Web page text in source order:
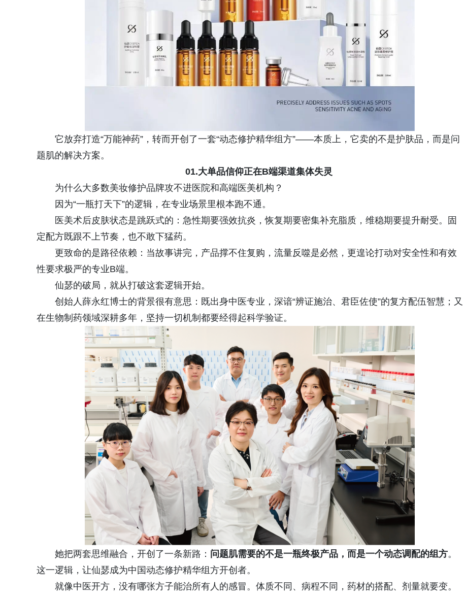
它放弃打造“万能神药”，转而开创了一套“动态修护精华组方”——本质上，它卖的不是护肤品，而是问
题肌的解决方案。
01.大单品信仰正在B端渠道集体失灵
为什么大多数美妆修护品牌攻不进医院和高端医美机构？
因为“一瓶打天下”的逻辑，在专业场景里根本跑不通。
医美术后皮肤状态是跳跃式的：急性期要强效抗炎，恢复期要密集补充脂质，维稳期要提升耐受。固
定配方既跟不上节奏，也不敢下猛药。
更致命的是路径依赖：当故事讲完，产品撑不住复购，流量反噬是必然，更遑论打动对安全性和有效
性要求极严的专业B端。
仙瑟的破局，就从打破这套逻辑开始。
创始人薛永红博士的背景很有意思：既出身中医专业，深谙“辨证施治、君臣佐使”的复方配伍智慧；又
在生物制药领域深耕多年，坚持一切机制都要经得起科学验证。
她把两套思维融合，开创了一条新路： 问题肌需要的不是一瓶终极产品，而是一个动态调配的组方。
这一逻辑，让仙瑟成为中国动态修护精华组方开创者。
就像中医开方，没有哪张方子能治所有人的感冒。体质不同、病程不同，药材的搭配、剂量就要变。